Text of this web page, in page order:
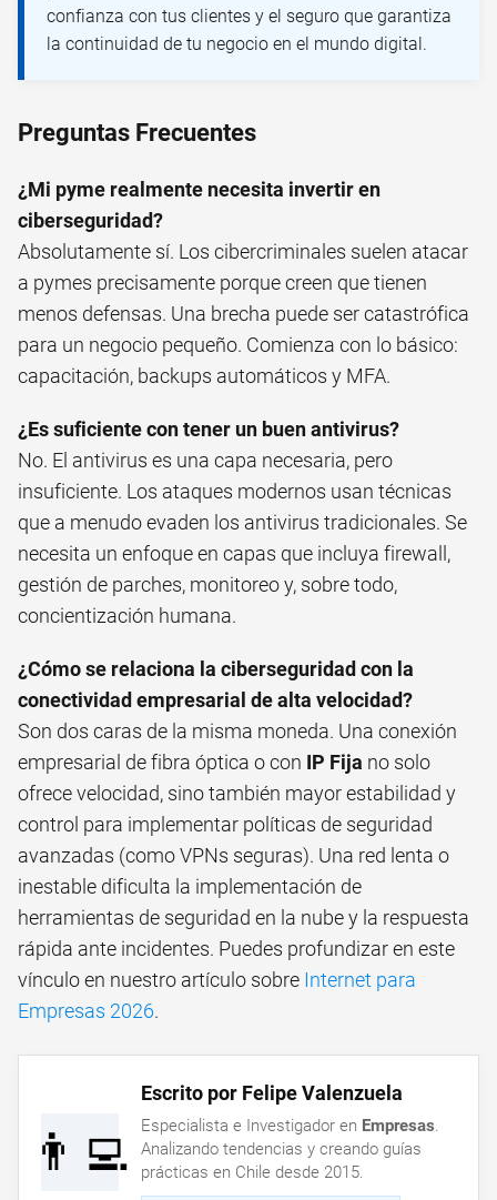
confianza con tus clientes y el seguro que garantiza
la continuidad de tu negocio en el mundo digital.
Preguntas Frecuentes
¿Mi pyme realmente necesita invertir en
ciberseguridad?
Absolutamente sí. Los cibercriminales suelen atacar
a pymes precisamente porque creen que tienen
menos defensas. Una brecha puede ser catastrófica
para un negocio pequeño. Comienza con lo básico:
capacitación, backups automáticos y MFA.
¿Es suficiente con tener un buen antivirus?
No. El antivirus es una capa necesaria, pero
insuficiente. Los ataques modernos usan técnicas
que a menudo evaden los antivirus tradicionales. Se
necesita un enfoque en capas que incluya firewall,
gestión de parches, monitoreo y, sobre todo,
concientización humana.
¿Cómo se relaciona la ciberseguridad con la
conectividad empresarial de alta velocidad?
Son dos caras de la misma moneda. Una conexión
empresarial de fibra óptica o con IP Fija no solo
ofrece velocidad, sino también mayor estabilidad y
control para implementar políticas de seguridad
avanzadas (como VPNs seguras). Una red lenta o
inestable dificulta la implementación de
herramientas de seguridad en la nube y la respuesta
rápida ante incidentes. Puedes profundizar en este
vínculo en nuestro artículo sobre Internet para
Empresas 2026.
👨‍💻
Escrito por Felipe Valenzuela
Especialista e Investigador en Empresas.
Analizando tendencias y creando guías
prácticas en Chile desde 2015.